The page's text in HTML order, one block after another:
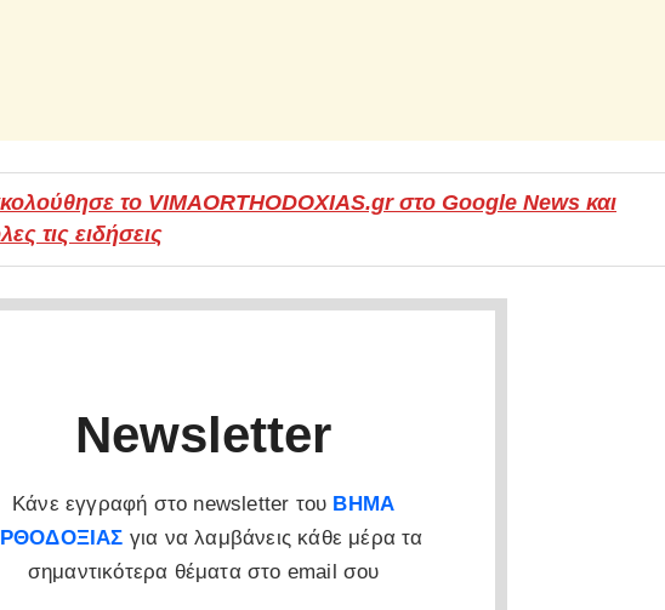
το VIMAORTHODOXIAS.gr στο Google News και
τις ειδήσεις
Newsletter
Κάνε εγγραφή στο newsletter του ΒΗΜΑ
για να λαμβάνεις κάθε μέρα τα
σημαντικότερα θέματα στο email σου